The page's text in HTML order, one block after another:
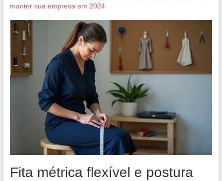
manter sua empresa em 2024
Fita métrica flexível e postura